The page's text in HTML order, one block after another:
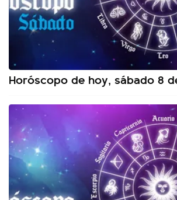
Horóscopo de hoy, sábado 8